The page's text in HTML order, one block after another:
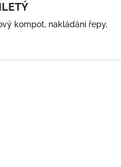
kompot, nakládání řepy,